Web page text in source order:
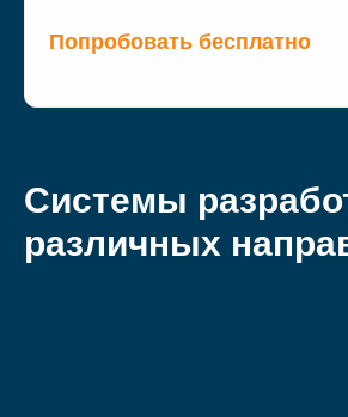
Попробовать бесплатно
Системы
различных